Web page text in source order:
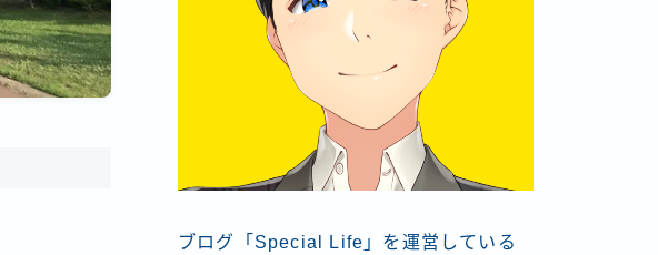
ブログ「Special Life」を運営している